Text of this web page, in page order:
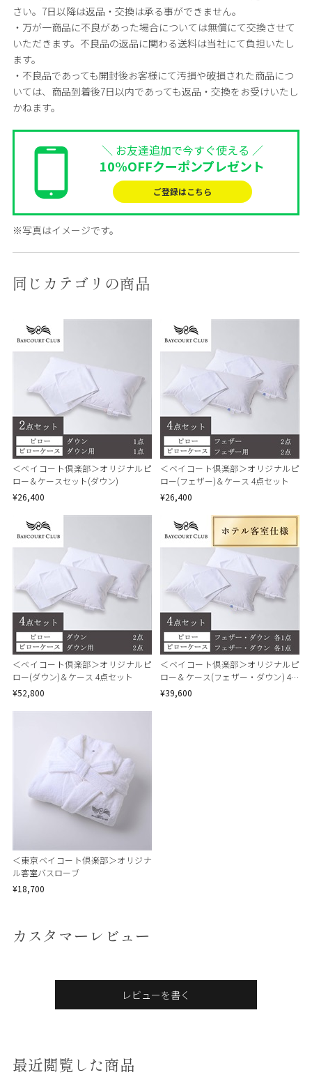
さい。7日以降は返品・交換は承る事ができません。
・万が一商品に不良があった場合については無償にて交換させて
いただきます。不良品の返品に関わる送料は当社にて負担いたし
ます。
・不良品であっても開封後お客様にて汚損や破損された商品につ
いては、商品到着後7日以内であっても返品・交換をお受けいたし
かねます。
＼ お友達追加で今すぐ使える ／
10%OFFクーポンプレゼント
ご登録はこちら
※写真はイメージです。
同じカテゴリの商品
＜ベイコート倶楽部＞オリジナルピ
ロー＆ケースセット(ダウン)
¥26,400
＜ベイコート倶楽部＞オリジナルピ
ロー(フェザー)＆ケース 4点セット
¥26,400
＜ベイコート倶楽部＞オリジナルピ
ロー(ダウン)＆ケース 4点セット
¥52,800
＜ベイコート倶楽部＞オリジナルピ
ロー＆ケース(フェザー・ダウン) 4点
セット
¥39,600
＜東京ベイコート倶楽部＞オリジナ
ル客室バスローブ
¥18,700
カスタマーレビュー
レビューを書く
最近閲覧した商品